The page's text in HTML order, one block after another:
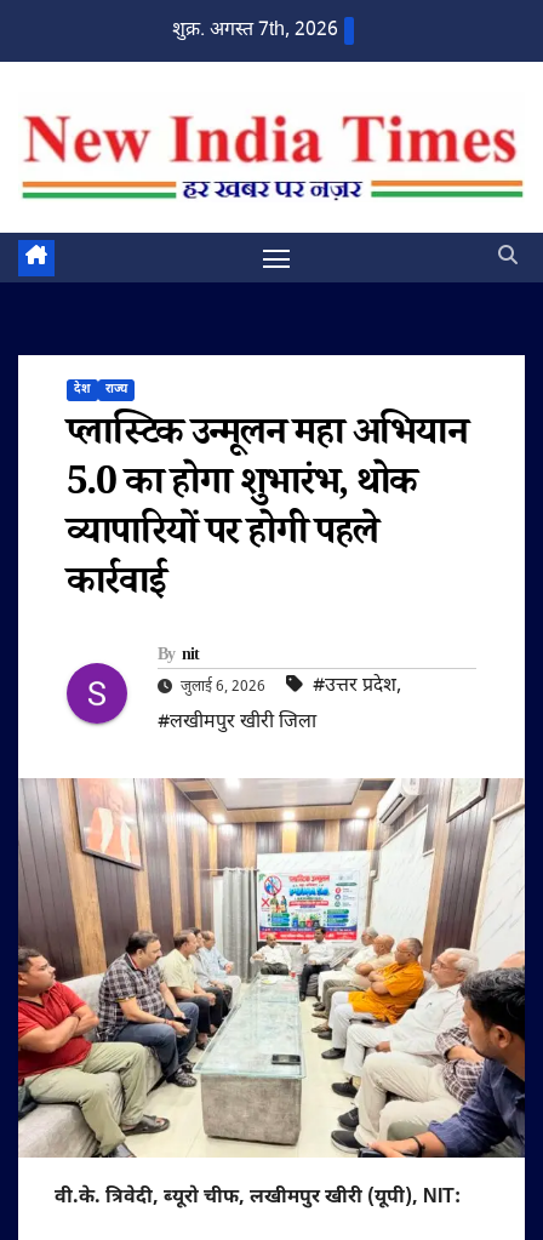
शुक्र. अगस्त 7th, 2026
देश राज्य
प्लास्टिक उन्मूलन महा अभियान
5.0 का होगा शुभारंभ, थोक
व्यापारियों पर होगी पहले
कार्रवाई
By nit
जुलाई 6, 2026 #उत्तर प्रदेश,
#लखीमपुर खीरी जिला
वी.के. त्रिवेदी, ब्यूरो चीफ, लखीमपुर खीरी (यूपी), NIT: